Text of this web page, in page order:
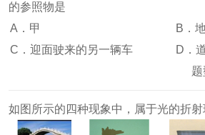
的参照物是
A．甲
B．
C．迎面驶来的另一辆车
D．
题
如图所示的四种现象中，属于光的折